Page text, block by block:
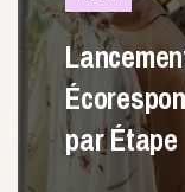
par Étape